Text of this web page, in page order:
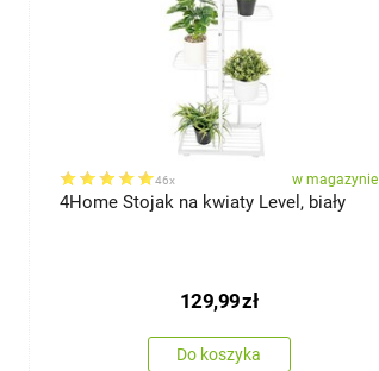
46x w magazynie
4Home Stojak na kwiaty Level, biały
129,99zł
Do koszyka